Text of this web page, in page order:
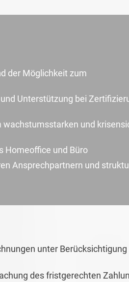
der Möglichkeit zum
Unterstützung bei
und
Homeoffice und Büro
Ansprechpartnern und
unter Berücksichtigung
des fristgerechten